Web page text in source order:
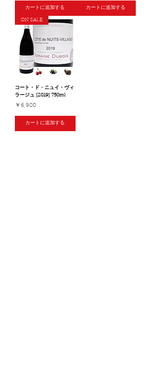
カートに追加する カートに追加する
ON SALE
コート・ド・ニュイ・ヴィ
ラージュ [2019] 750ml
価格
￥6,900
カートに追加する